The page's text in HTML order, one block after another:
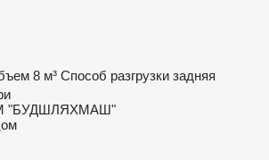
8 м³ Способ разгрузки задняя
"БУДШЛЯХМАШ"